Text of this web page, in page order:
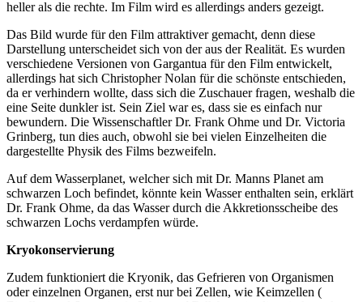
heller als die rechte. Im Film wird es allerdings anders gezeigt.
Das Bild wurde für den Film attraktiver gemacht, denn diese
Darstellung unterscheidet sich von der aus der Realität. Es wurden
verschiedene Versionen von Gargantua für den Film entwickelt,
allerdings hat sich Christopher Nolan für die schönste entschieden,
da er verhindern wollte, dass sich die Zuschauer fragen, weshalb die
eine Seite dunkler ist. Sein Ziel war es, dass sie es einfach nur
bewundern. Die Wissenschaftler Dr. Frank Ohme und Dr. Victoria
Grinberg, tun dies auch, obwohl sie bei vielen Einzelheiten die
dargestellte Physik des Films bezweifeln.
Auf dem Wasserplanet, welcher sich mit Dr. Manns Planet am
schwarzen Loch befindet, könnte kein Wasser enthalten sein, erklärt
Dr. Frank Ohme, da das Wasser durch die Akkretionsscheibe des
schwarzen Lochs verdampfen würde.
Kryokonservierung
Zudem funktioniert die Kryonik, das Gefrieren von Organismen
oder einzelnen Organen, erst nur bei Zellen, wie Keimzellen (